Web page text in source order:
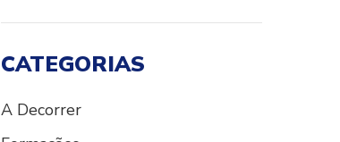
CATEGORIAS
A Decorrer